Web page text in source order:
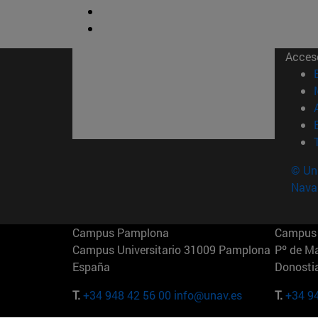
©
Campus Pamplona
Campus Universitario 31009 Pamplona
España
T.+34 948 42 56 00 info@unav.es
Pº de
T.+34